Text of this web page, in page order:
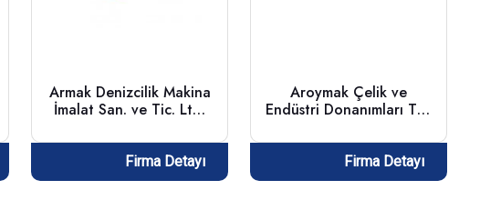
Armak Denizcilik Makina
İmalat San. ve Tic. Ltd.
Firma Detayı
Aroymak Çelik ve
Endüstri Donanımları Tic.
Firma Detayı